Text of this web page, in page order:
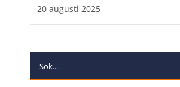
20 augusti 2025
Sök
efter: